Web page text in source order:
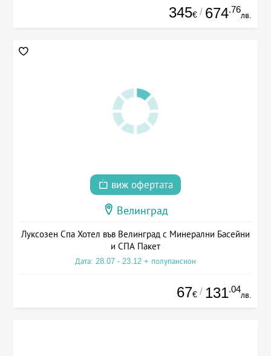
345€ / 674.76
лв.
виж офертата
Велинград
Луксозен Спа Хотел във Велинград с Минерални Басейни
и СПА Пакет
Дата: 28.07 - 23.12 + полупансион
67€ / 131.04
лв.